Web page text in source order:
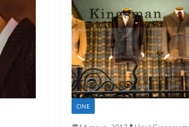
CINE